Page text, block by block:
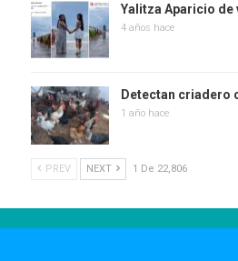
Yalitza Aparicio de
4 años hace
Detectan criadero
1 año hace
PREV NEXT 1 De 22,806